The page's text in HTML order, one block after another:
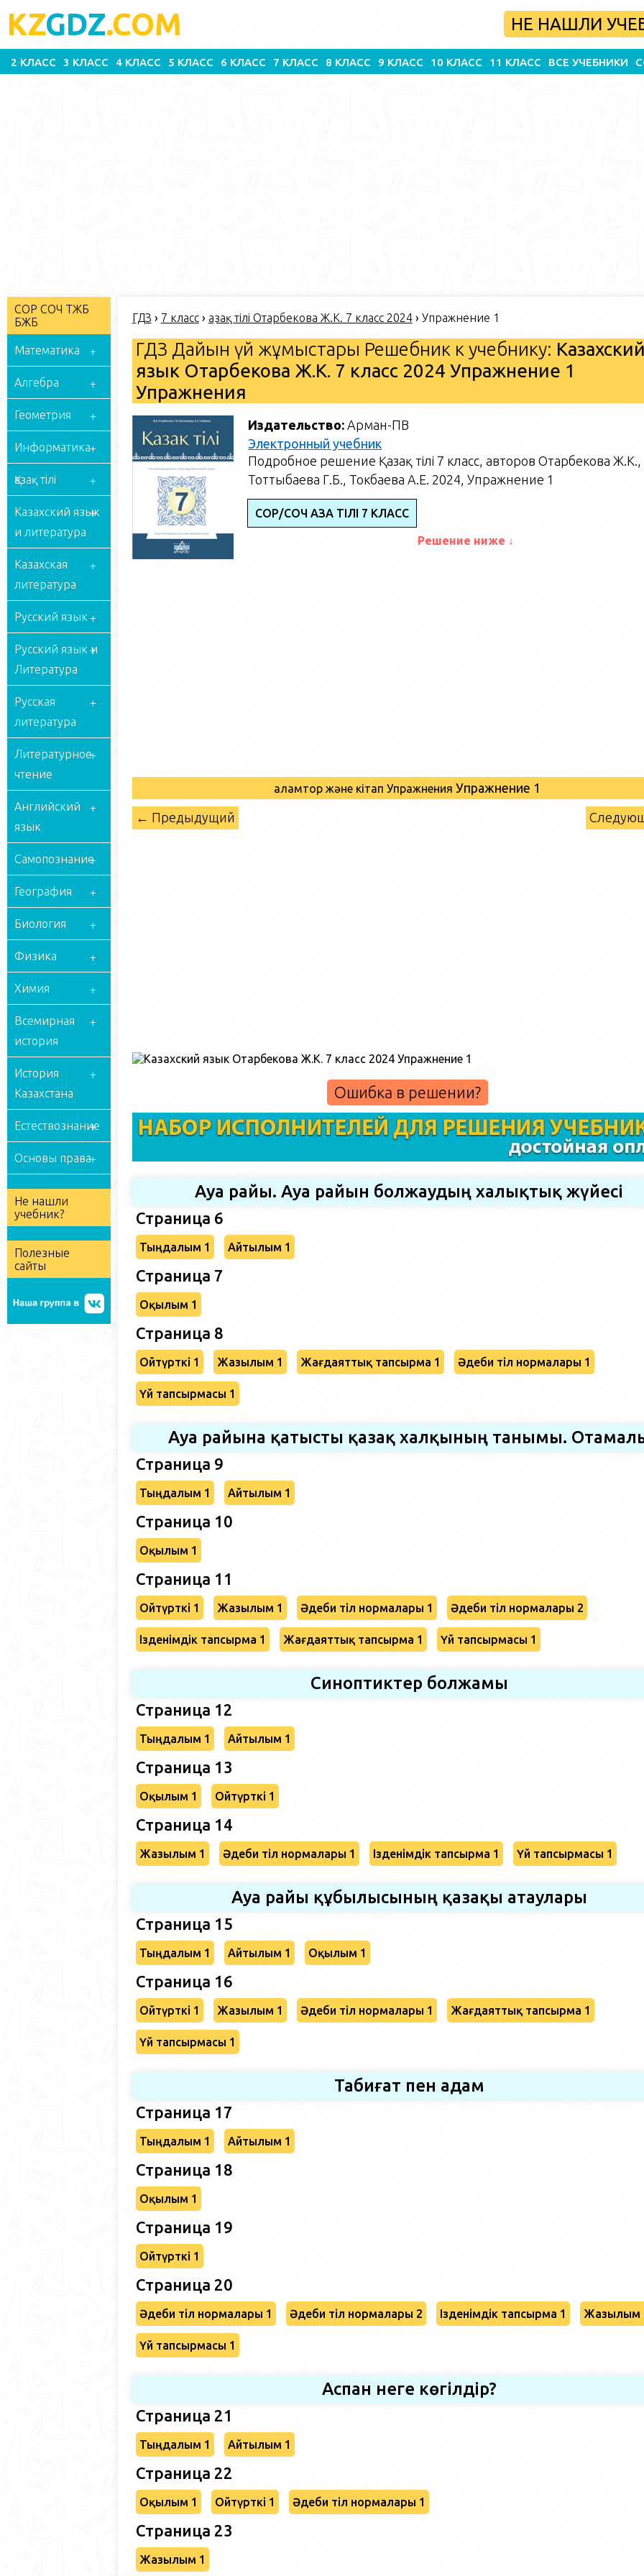
KZGDZ.COM НЕ НАШЛИ
2 КЛАСС 3 КЛАСС 4 КЛАСС 5 КЛАСС 6 КЛАСС 7 КЛАСС 8 КЛАСС 9 КЛАСС 10 КЛАСС 11 КЛАСС ВСЕ УЧЕБНИКИ
СОР СОЧ ТЖБ
БЖБ
Математика
Алгебра
Геометрия
Информатика
Қазақ тілі
Казахский язык
и литература
Казахская
литература
Русский язык
Русский язык и
Литература
Русская
литература
Литературное
чтение
Английский
язык
Самопознание
География
Биология
Физика
Химия
Всемирная
история
История
Казахстана
Естествознание
Основы права
Не нашли
учебник?
Полезные
сайты
ГДЗ › 7 класс› Қазақ тілі Отарбекова Ж.К. 7 класс 2024› Упражнение 1
ГДЗ Дайын үй жұмыстары Решебник к учебнику:
язык Отарбекова Ж.К. 7 класс 2024 Упражнение 1
Упражнения
Издательство:Арман-ПВ
Электронный учебник
Подробное решение Қазақ тілі 7 класс, авторов Отарбекова Ж.К.,
Тоттыбаева Г.Б., Токбаева А.Е. 2024, Упражнение 1
СОР/СОЧ ҚАЗАҚ ТІЛІ 7 КЛАСС
Решение ниже ↓
Ғаламтор және кітап Упражнения Упражнение 1
← Предыдущий
Ошибка в решении?
Ауа райы. Ауа райын болжаудың халықтық жүйесі
Страница 6
Тыңдалым 1 Айтылым 1
Страница 7
Оқылым 1
Страница 8
Ойтүрткі 1 Жазылым 1 Жағдаяттық тапсырма 1 Әдеби тіл нормалары 1
Үй тапсырмасы 1
Ауа райына қатысты қазақ халқының танымы.
Страница 9
Тыңдалым 1 Айтылым 1
Страница 10
Оқылым 1
Страница 11
Ойтүрткі 1 Жазылым 1 Әдеби тіл нормалары 1 Әдеби тіл нормалары 2
Ізденімдік тапсырма 1 Жағдаяттық тапсырма 1 Үй тапсырмасы 1
Синоптиктер болжамы
Страница 12
Тыңдалым 1 Айтылым 1
Страница 13
Оқылым 1 Ойтүрткі 1
Страница 14
Жазылым 1 Әдеби тіл нормалары 1 Ізденімдік тапсырма 1 Үй тапсырмасы 1
Ауа райы құбылысының қазақы атаулары
Страница 15
Тыңдалым 1 Айтылым 1 Оқылым 1
Страница 16
Ойтүрткі 1 Жазылым 1 Әдеби тіл нормалары 1 Жағдаяттық тапсырма 1
Үй тапсырмасы 1
Табиғат пен адам
Страница 17
Тыңдалым 1 Айтылым 1
Страница 18
Оқылым 1
Страница 19
Ойтүрткі 1
Страница 20
Әдеби тіл нормалары 1 Әдеби тіл нормалары 2 Ізденімдік тапсырма 1 Жазылым
Үй тапсырмасы 1
Аспан неге көгілдір?
Страница 21
Тыңдалым 1 Айтылым 1
Страница 22
Оқылым 1 Ойтүрткі 1 Әдеби тіл нормалары 1
Страница 23
Жазылым 1